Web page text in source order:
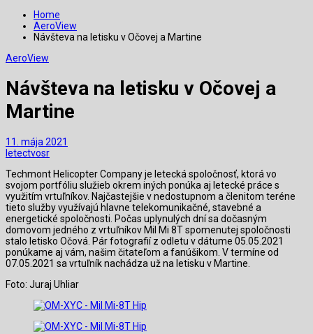
Home
AeroView
Návšteva na letisku v Očovej a Martine
AeroView
Návšteva na letisku v Očovej a
Martine
11. mája 2021
letectvosr
Techmont Helicopter Company je letecká spoločnosť, ktorá vo
svojom portfóliu služieb okrem iných ponúka aj letecké práce s
využitím vrtuľníkov. Najčastejšie v nedostupnom a členitom teréne
tieto služby využívajú hlavne telekomunikačné, stavebné a
energetické spoločnosti. Počas uplynulých dní sa dočasným
domovom jedného z vrtuľníkov Mil Mi 8T spomenutej spoločnosti
stalo letisko Očová. Pár fotografií z odletu v dátume 05.05.2021
ponúkame aj vám, našim čitateľom a fanúšikom. V termíne od
07.05.2021 sa vrtuľník nachádza už na letisku v Martine.
Foto: Juraj Uhliar